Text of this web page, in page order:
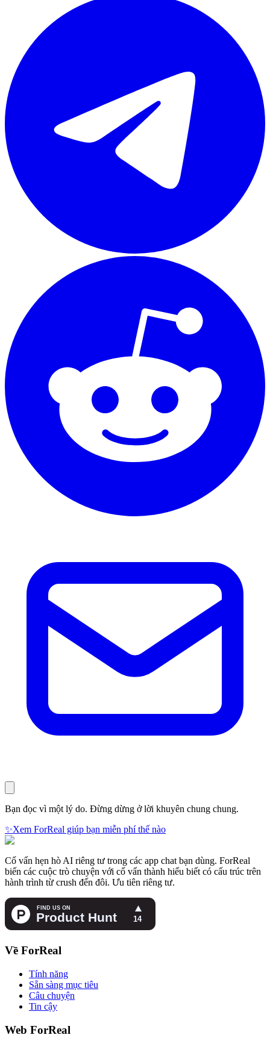
Bạn đọc vì một lý do. Đừng dừng ở lời khuyên chung chung.
✨Xem ForReal giúp bạn miễn phí thế nào
Cố vấn hẹn hò AI riêng tư trong các app chat bạn dùng. ForReal
biến các cuộc trò chuyện với cố vấn thành hiểu biết có cấu trúc trên
hành trình từ crush đến đôi. Ưu tiên riêng tư.
Về ForReal
Tính năng
Sẵn sàng mục tiêu
Câu chuyện
Tin cậy
Web ForReal